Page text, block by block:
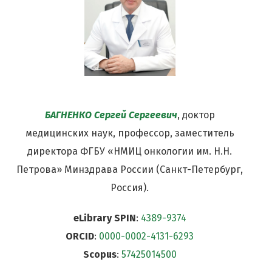
БАГНЕНКО Сергей Сергеевич, доктор
медицинских наук, профессор, заместитель
директора ФГБУ «НМИЦ онкологии им. Н.Н.
Петрова» Минздрава России (Санкт-Петербург,
Россия).
eLibrary SPIN: 4389-9374
ORCID: 0000-0002-4131-6293
Scopus: 57425014500